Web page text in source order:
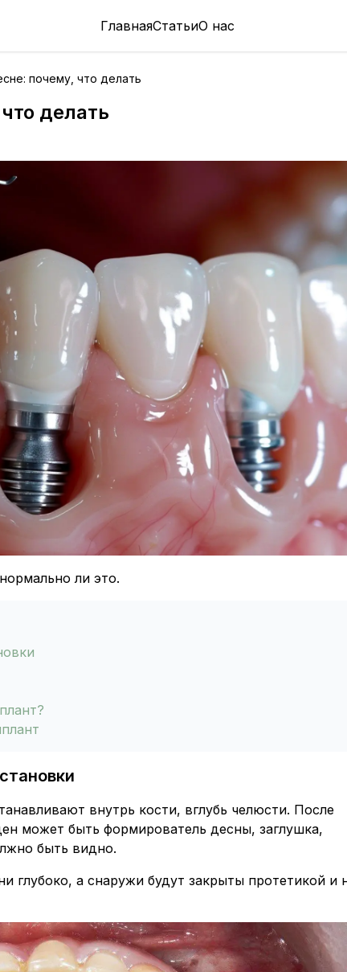
ГлавнаяСтатьиО нас
почему, что делать
делать
ли это.
внутрь кости, вглубь челюсти. После
может быть формирователь десны, заглушка,
быть видно.
глубоко, а снаружи будут закрыты протетикой и